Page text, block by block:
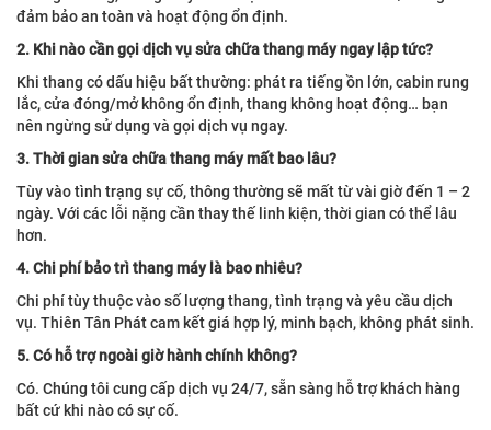
đảm bảo an toàn và hoạt động ổn định.
2. Khi nào cần gọi dịch vụ sửa chữa thang máy ngay lập tức?
Khi thang có dấu hiệu bất thường: phát ra tiếng ồn lớn, cabin rung
lắc, cửa đóng/mở không ổn định, thang không hoạt động… bạn
nên ngừng sử dụng và gọi dịch vụ ngay.
3. Thời gian sửa chữa thang máy mất bao lâu?
Tùy vào tình trạng sự cố, thông thường sẽ mất từ vài giờ đến 1 – 2
ngày. Với các lỗi nặng cần thay thế linh kiện, thời gian có thể lâu
hơn.
4. Chi phí bảo trì thang máy là bao nhiêu?
Chi phí tùy thuộc vào số lượng thang, tình trạng và yêu cầu dịch
vụ. Thiên Tân Phát cam kết giá hợp lý, minh bạch, không phát sinh.
5. Có hỗ trợ ngoài giờ hành chính không?
Có. Chúng tôi cung cấp dịch vụ 24/7, sẵn sàng hỗ trợ khách hàng
bất cứ khi nào có sự cố.